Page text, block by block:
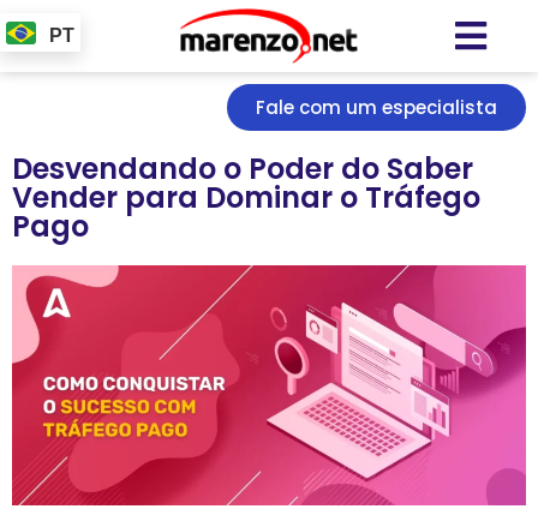
PT
Fale com um especialista
Desvendando o Poder do Saber
Vender para Dominar o Tráfego
Pago